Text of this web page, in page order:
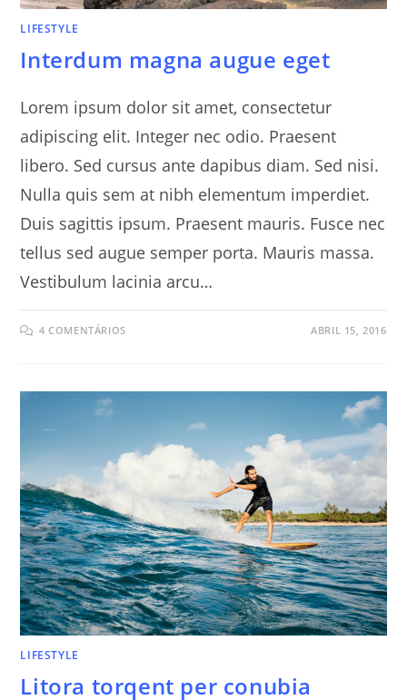
LIFESTYLE
Interdum magna augue eget
Lorem ipsum dolor sit amet, consectetur
adipiscing elit. Integer nec odio. Praesent
libero. Sed cursus ante dapibus diam. Sed nisi.
Nulla quis sem at nibh elementum imperdiet.
Duis sagittis ipsum. Praesent mauris. Fusce nec
tellus sed augue semper porta. Mauris massa.
Vestibulum lacinia arcu…
4 COMENTÁRIOS ABRIL 15, 2016
LIFESTYLE
Litora torqent per conubia